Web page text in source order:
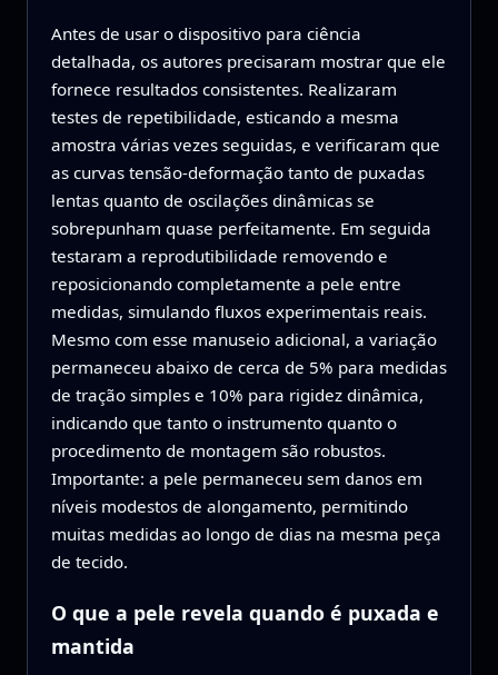
Antes de usar o dispositivo para ciência
detalhada, os autores precisaram mostrar que ele
fornece resultados consistentes. Realizaram
testes de repetibilidade, esticando a mesma
amostra várias vezes seguidas, e verificaram que
as curvas tensão‑deformação tanto de puxadas
lentas quanto de oscilações dinâmicas se
sobrepunham quase perfeitamente. Em seguida
testaram a reprodutibilidade removendo e
reposicionando completamente a pele entre
medidas, simulando fluxos experimentais reais.
Mesmo com esse manuseio adicional, a variação
permaneceu abaixo de cerca de 5% para medidas
de tração simples e 10% para rigidez dinâmica,
indicando que tanto o instrumento quanto o
procedimento de montagem são robustos.
Importante: a pele permaneceu sem danos em
níveis modestos de alongamento, permitindo
muitas medidas ao longo de dias na mesma peça
de tecido.
O que a pele revela quando é puxada e
mantida